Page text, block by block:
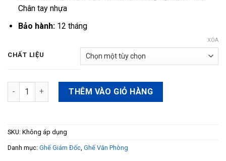
Chân tay nhựa
Bảo hành:12 tháng
CHẤT LIỆU
XÓA
Ghế trưởng phòng SG1020B số lượng
THÊM VÀO GIỎ HÀNG
SKU: Không áp dụng
Danh mục: Ghế Giám Đốc, Ghế Văn Phòng